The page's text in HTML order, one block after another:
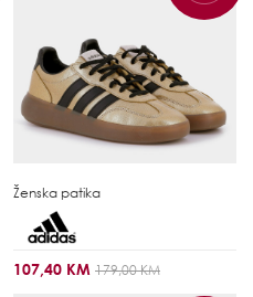
Ženska patika
107,40 KM 179,00 KM